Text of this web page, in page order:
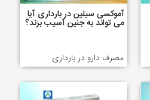
آموکسی سیلین در بارداری آیا
می تواند به جنین آسیب بزند؟
مصرف دارو در بارداری